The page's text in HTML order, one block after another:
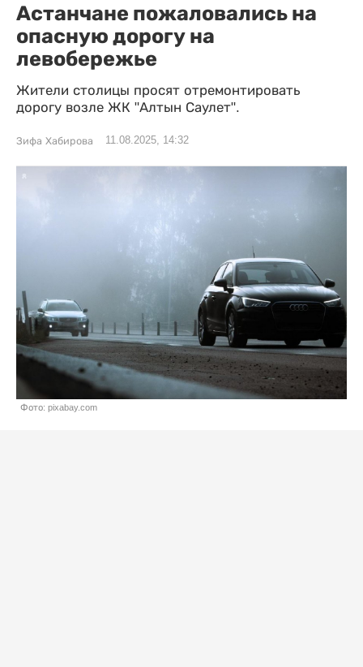
Астанчане пожаловались на
опасную дорогу на
левобережье
Жители столицы просят отремонтировать
дорогу возле ЖК "Алтын Саулет".
Зифа Хабирова 11.08.2025, 14:32
Фото: pixabay.com